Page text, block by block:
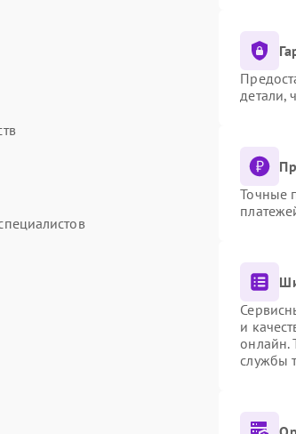
детали,
Точные
и
онлайн.
службы